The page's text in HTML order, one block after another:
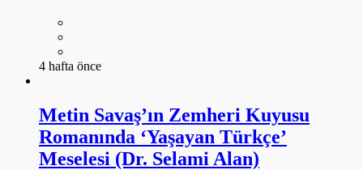
4 hafta önce
Metin Savaş’ın Zemheri Kuyusu
Romanında ‘Yaşayan Türkçe’
Meselesi (Dr. Selami Alan)